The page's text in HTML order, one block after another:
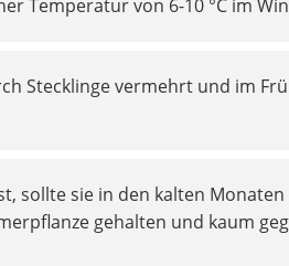
Temperatur von 6-10 °C im
Stecklinge vermehrt und im
sollte sie in den kalten Monaten
gehalten und kaum